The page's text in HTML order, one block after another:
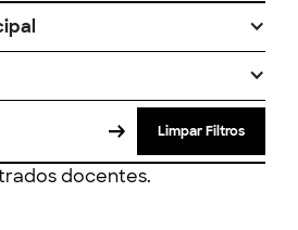
Limpar Filtros
docentes.